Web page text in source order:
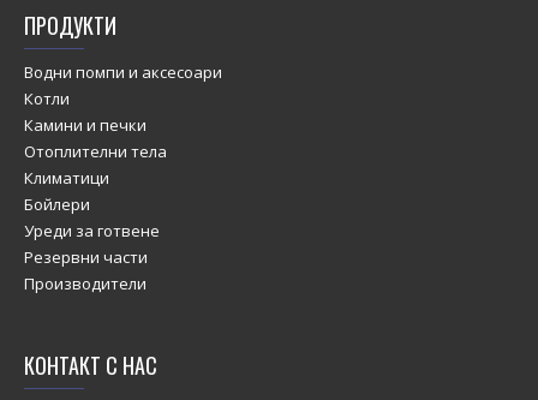
ПРОДУКТИ
Водни помпи и аксесоари
Котли
Камини и печки
Отоплителни тела
Климатици
Бойлери
Уреди за готвене
Резервни части
Производители
КОНТАКТ С НАС